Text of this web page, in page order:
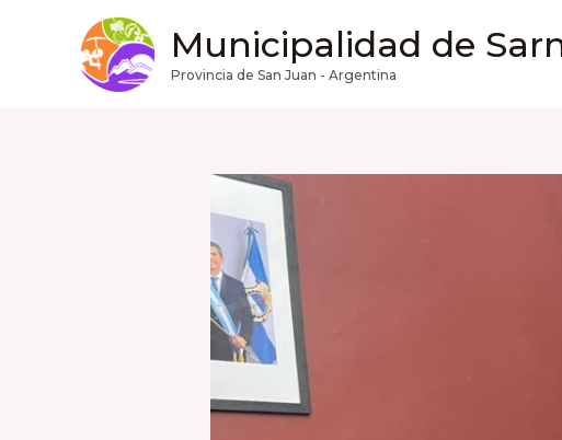
contenido
Municipalidad de
Provincia de San Juan - Argentina